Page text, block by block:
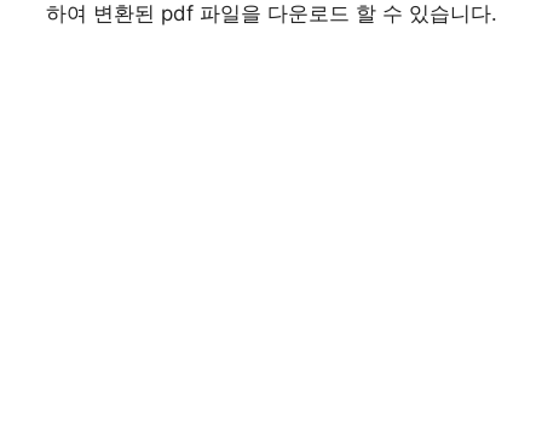
하여 변환된 pdf 파일을 다운로드 할 수 있습니다.